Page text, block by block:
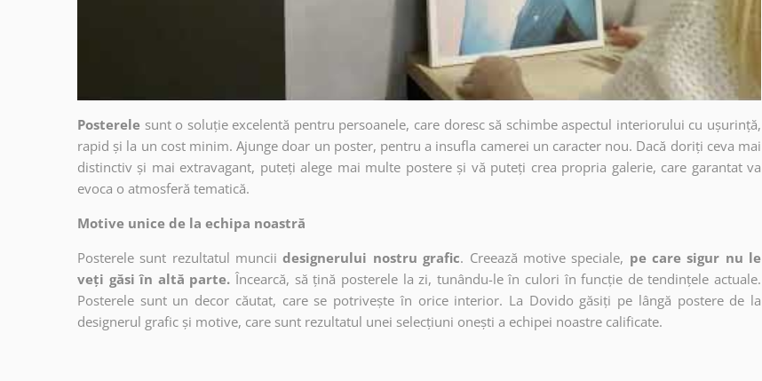
Posterele sunt o soluție excelentă pentru persoanele, care doresc să schimbe aspectul interiorului cu ușurință,
rapid și la un cost minim. Ajunge doar un poster, pentru a insufla camerei un caracter nou. Dacă doriți ceva mai
distinctiv și mai extravagant, puteți alege mai multe postere și vă puteți crea propria galerie, care garantat va
evoca o atmosferă tematică.
Motive unice de la echipa noastră
Posterele sunt rezultatul muncii designerului nostru grafic. Creează motive speciale, pe care sigur nu le
veți găsi în altă parte. Încearcă, să țină posterele la zi, tunându-le în culori în funcție de tendințele actuale.
Posterele sunt un decor căutat, care se potrivește în orice interior. La Dovido găsiți pe lângă postere de la
designerul grafic și motive, care sunt rezultatul unei selecțiuni onești a echipei noastre calificate.